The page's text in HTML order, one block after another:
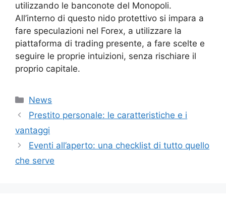
utilizzando le banconote del Monopoli.
All’interno di questo nido protettivo si impara a
fare speculazioni nel Forex, a utilizzare la
piattaforma di trading presente, a fare scelte e
seguire le proprie intuizioni, senza rischiare il
proprio capitale.
Categorie
News
Prestito personale: le caratteristiche e i
vantaggi
Eventi all’aperto: una checklist di tutto quello
che serve